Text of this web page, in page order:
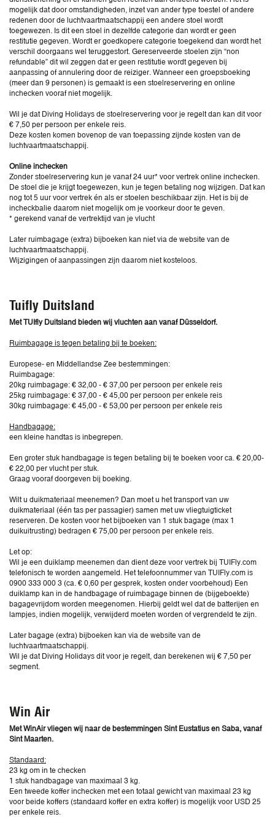
mogelijk dat door omstandigheden, inzet van ander type toestel of andere
redenen door de luchtvaartmaatschappij een andere stoel wordt
toegewezen. Is dit een stoel in dezelfde categorie dan wordt er geen
restitutie gegeven. Wordt er goedkopere categorie toegekend dan wordt het
verschil doorgaans wel teruggestort. Gereserveerde stoelen zijn “non
refundable” dit wil zeggen dat er geen restitutie wordt gegeven bij
aanpassing of annulering door de reiziger. Wanneer een groepsboeking
(meer dan 9 personen) is gemaakt is een stoelreservering en online
inchecken vooraf niet mogelijk.
Wil je dat Diving Holidays de stoelreservering voor je regelt dan kan dit voor
€ 7,50 per persoon per enkele reis.
Deze kosten komen bovenop de van toepassing zijnde kosten van de
luchtvaartmaatschappij.
Online inchecken
Zonder stoelreservering kun je vanaf 24 uur* voor vertrek online inchecken.
De stoel die je krijgt toegewezen, kun je tegen betaling nog wijzigen. Dat kan
nog tot 5 uur voor vertrek én als er stoelen beschikbaar zijn. Het is bij de
incheckbalie daarom niet mogelijk om je voorkeur door te geven.
* gerekend vanaf de vertrektijd van je vlucht
Later ruimbagage (extra) bijboeken kan niet via de website van de
luchtvaartmaatschappij.
Wijzigingen of aanpassingen zijn daarom niet kosteloos.
Tuifly Duitsland
Met TUIfly Duitsland bieden wij vluchten aan vanaf Düsseldorf.
Ruimbagage is tegen betaling bij te boeken:
Europese- en Middellandse Zee bestemmingen:
Ruimbagage:
20kg ruimbagage: € 32,00 - € 37,00 per persoon per enkele reis
25kg ruimbagage: € 37,00 - € 45,00 per persoon per enkele reis
30kg ruimbagage: € 45,00 - € 53,00 per persoon per enkele reis
Handbagage:
een kleine handtas is inbegrepen.
Een groter stuk handbagage is tegen betaling bij te boeken voor ca. € 20,00-
€ 22,00 per vlucht per stuk.
Graag vooraf doorgeven bij boeking.
Wilt u duikmateriaal meenemen? Dan moet u het transport van uw
duikmateriaal (één tas per passagier) samen met uw vliegtuigticket
reserveren. De kosten voor het bijboeken van 1 stuk bagage (max 1
duikuitrusting) bedragen € 75,00 per persoon per enkele reis.
Let op:
Wil je een duiklamp meenemen dan dient deze voor vertrek bij TUIFly.com
telefonisch te worden aangemeld. Het telefoonnummer van TUIFly.com is
0900 333 000 3 (ca. € 0,60 per gesprek, kosten onder voorbehoud) Een
duiklamp kan in de handbagage of ruimbagage binnen de (bijgeboekte)
bagagevrijdom worden meegenomen. Hierbij geldt wel dat de batterijen en
lampjes, indien mogelijk, verwijderd moeten worden of vergrendeld te zijn.
Later bagage (extra) bijboeken kan via de website van de
luchtvaartmaatschappij.
Wil je dat Diving Holidays dit voor je regelt, dan berekenen wij € 7,50 per
segment.
Win Air
Met WinAir vliegen wij naar de bestemmingen Sint Eustatius en Saba, vanaf
Sint Maarten.
Standaard:
23 kg om in te checken
1 stuk handbagage van maximaal 3 kg.
Een tweede koffer inchecken met een totaal gewicht van maximaal 23 kg
voor beide koffers (standaard koffer en extra koffer) is mogelijk voor USD 25
per enkele reis.